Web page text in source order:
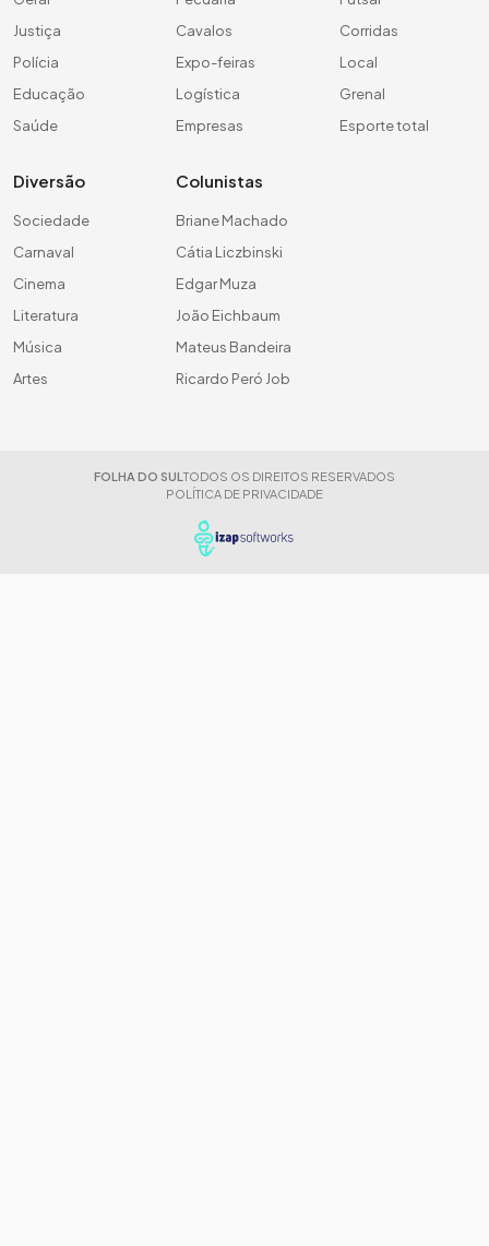
Justiça
Polícia
Educação
Saúde
Cavalos
Expo-feiras
Logística
Empresas
Corridas
Local
Grenal
Esporte total
Diversão
Sociedade
Carnaval
Cinema
Literatura
Música
Artes
Colunistas
Briane Machado
Cátia Liczbinski
Edgar Muza
João Eichbaum
Mateus Bandeira
Ricardo Peró Job
FOLHA DO SUL TODOS OS DIREITOS RESERVADOS
POLÍTICA DE PRIVACIDADE